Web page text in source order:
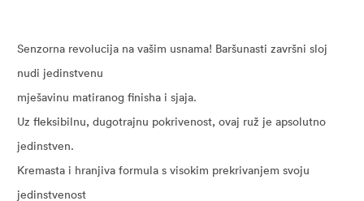
Senzorna revolucija na vašim usnama! Baršunasti završni sloj
nudi jedinstvenu
mješavinu matiranog finisha i sjaja.
Uz fleksibilnu, dugotrajnu pokrivenost, ovaj ruž je apsolutno
jedinstven.
Kremasta i hranjiva formula s visokim prekrivanjem svoju
jedinstvenost